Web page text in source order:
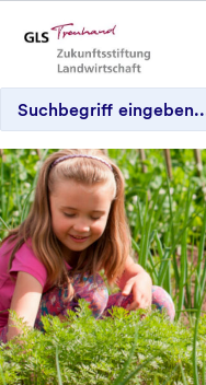
Antrag stellen
Spenden und